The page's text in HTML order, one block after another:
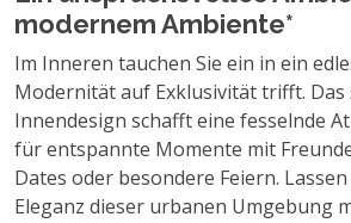
modernem Ambiente*
Im Inneren tauchen Sie ein in ein
Modernität auf Exklusivität trifft. Das
Innendesign schafft eine fesselnde
für entspannte Momente mit
Dates oder besondere Feiern.
Eleganz dieser urbanen Umgebung